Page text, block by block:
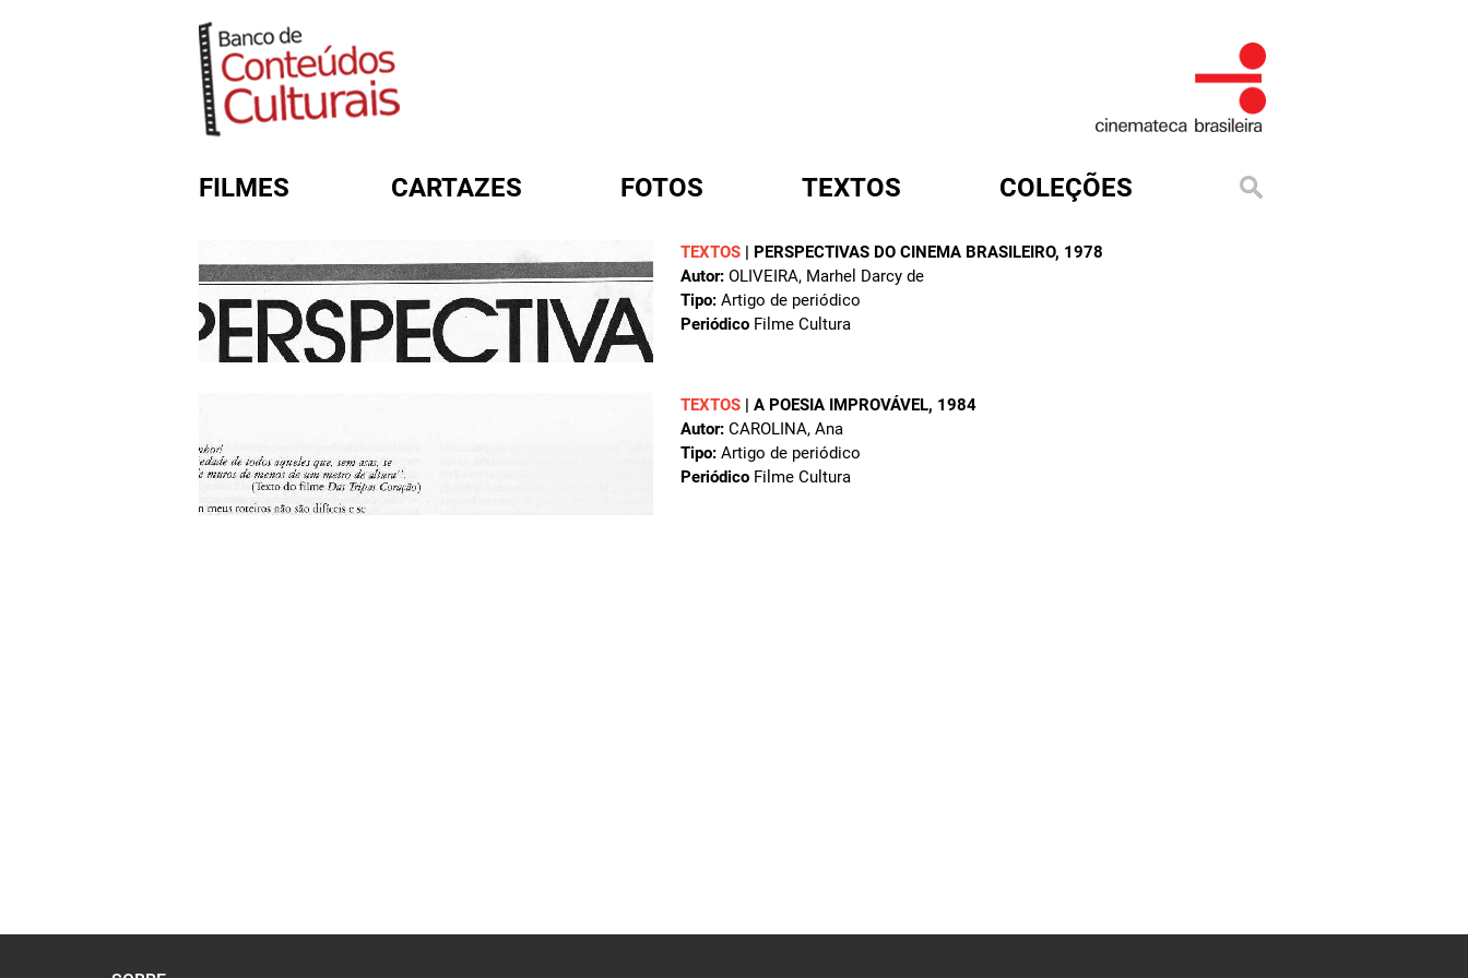
FILMES CARTAZES FOTOS TEXTOS COLEÇÕES
TEXTOS | PERSPECTIVAS DO CINEMA BRASILEIRO, 1978
Autor: OLIVEIRA, Marhel Darcy de
Tipo: Artigo de periódico
Periódico Filme Cultura
TEXTOS | A POESIA IMPROVÁVEL, 1984
Autor: CAROLINA, Ana
Tipo: Artigo de periódico
Periódico Filme Cultura
FORMULÁRIO DE BUSCA